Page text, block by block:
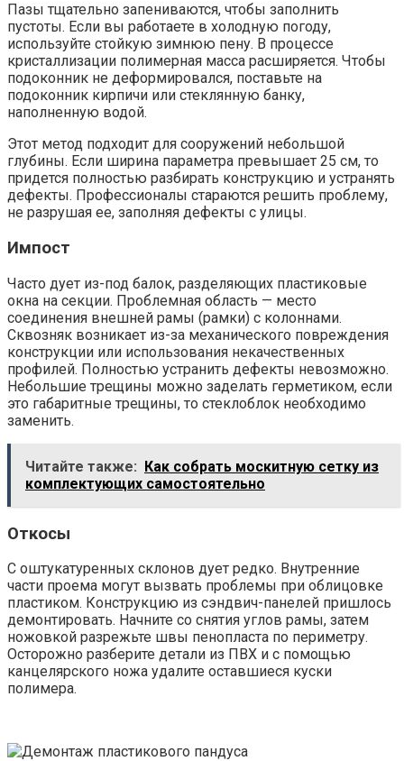
Пазы тщательно запениваются, чтобы заполнить
пустоты. Если вы работаете в холодную погоду,
используйте стойкую зимнюю пену. В процессе
кристаллизации полимерная масса расширяется. Чтобы
подоконник не деформировался, поставьте на
подоконник кирпичи или стеклянную банку,
наполненную водой.
Этот метод подходит для сооружений небольшой
глубины. Если ширина параметра превышает 25 см, то
придется полностью разбирать конструкцию и устранять
дефекты. Профессионалы стараются решить проблему,
не разрушая ее, заполняя дефекты с улицы.
Импост
Часто дует из-под балок, разделяющих пластиковые
окна на секции. Проблемная область — место
соединения внешней рамы (рамки) с колоннами.
Сквозняк возникает из-за механического повреждения
конструкции или использования некачественных
профилей. Полностью устранить дефекты невозможно.
Небольшие трещины можно заделать герметиком, если
это габаритные трещины, то стеклоблок необходимо
заменить.
Читайте также: Как собрать москитную сетку из
комплектующих самостоятельно
Откосы
С оштукатуренных склонов дует редко. Внутренние
части проема могут вызвать проблемы при облицовке
пластиком. Конструкцию из сэндвич-панелей пришлось
демонтировать. Начните со снятия углов рамы, затем
ножовкой разрежьте швы пенопласта по периметру.
Осторожно разберите детали из ПВХ и с помощью
канцелярского ножа удалите оставшиеся куски
полимера.